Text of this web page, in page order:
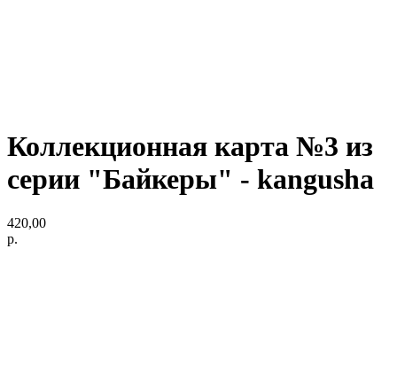
Коллекционная карта №3 из
серии "Байкеры" - kangusha
420,00
р.